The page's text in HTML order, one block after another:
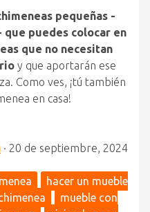
pequeñas -
puedes colocar en
que no necesitan
y que aportarán ese
Como ves, ¡tú también
en casa!
· 20 de septiembre, 2024
hacer un mueble
mueble con